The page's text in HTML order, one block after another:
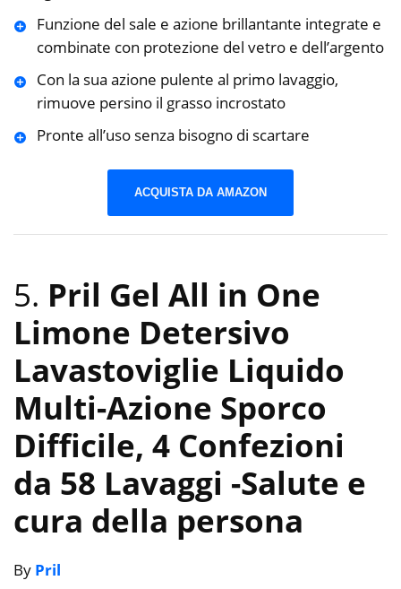
Funzione del sale e azione brillantante integrate e
combinate con protezione del vetro e dell’argento
Con la sua azione pulente al primo lavaggio,
rimuove persino il grasso incrostato
Pronte all’uso senza bisogno di scartare
ACQUISTA DA AMAZON
5. Pril Gel All in One
Limone Detersivo
Lavastoviglie Liquido
Multi-Azione Sporco
Difficile, 4 Confezioni
da 58 Lavaggi -Salute e
cura della persona
By Pril